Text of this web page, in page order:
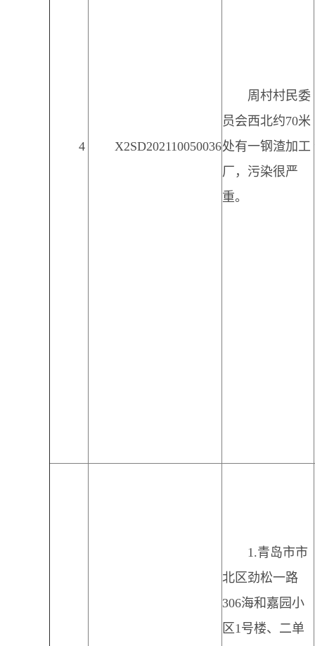
4 X2SD202110050036
周村村民委
员会西北约70米
处有一钢渣加工
厂，污染很严
重。
1.青岛市市
北区劲松一路
306海和嘉园小
区1号楼、二单